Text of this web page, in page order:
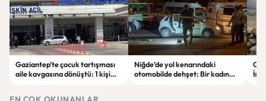
Gaziantep’te çocuk tartışması
aile kavgasına dönüştü: 1 kişi
Niğde’de yol kenarındaki
otomobilde dehşet: Bir kadın